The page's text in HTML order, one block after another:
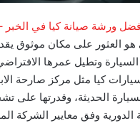
ورشة صيانة كيا في الخبر
العثور على مكان موثوق
وتطيل عمرها
كيا مثل مركز صارحة
الحديثة، وقدرتها على
الدورية وفق معايير الشركة